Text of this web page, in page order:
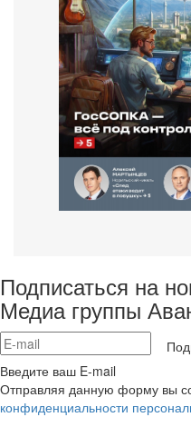
Подписаться на
Медиа группы
Введите ваш E-mail
Отправляя данную форму вы
конфиденциальности